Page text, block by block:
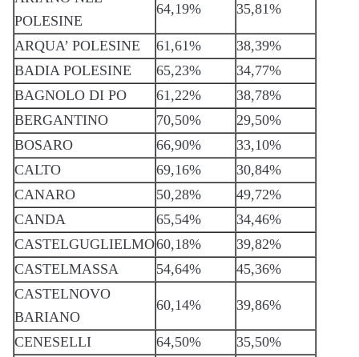
POLESINE
64,19% 35,81%
ARQUA’ POLESINE 61,61%
38,39%
BADIA POLESINE
65,23%
34,77%
BAGNOLO DI PO
61,22%
38,78%
BERGANTINO
70,50%
29,50%
BOSARO
66,90%
33,10%
CALTO
69,16%
30,84%
CANARO
50,28%
49,72%
CANDA
65,54%
34,46%
CASTELGUGLIELMO60,18%
39,82%
CASTELMASSA
54,64%
45,36%
CASTELNOVO
BARIANO
60,14% 39,86%
CENESELLI 64,50%
35,50%